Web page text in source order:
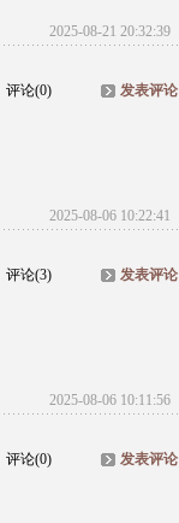
2025-08-21 20:32:39
评论(0) 发表评论
2025-08-06 10:22:41
评论(3) 发表评论
2025-08-06 10:11:56
评论(0) 发表评论